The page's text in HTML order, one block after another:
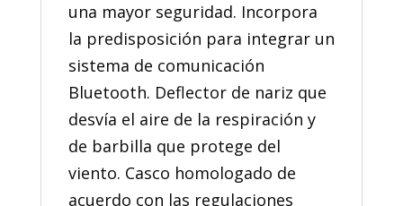
una mayor seguridad. Incorpora
la predisposición para integrar un
sistema de comunicación
Bluetooth. Deflector de nariz que
desvía el aire de la respiración y
de barbilla que protege del
viento. Casco homologado de
acuerdo con las regulaciones